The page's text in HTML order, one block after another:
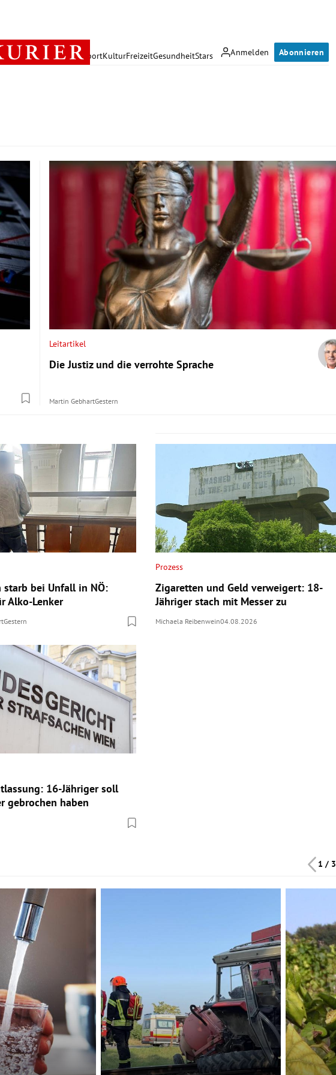
Anmelden Abonnieren
PolitikWirtschaft SportKulturFreizeitGesundheitStars
Leitartikel
Die Justiz und die verrohte Sprache
Martin GebhartGestern
starb bei Unfall in NÖ:
Alko-Lenker
Gestern
Prozess
Zigaretten und Geld verweigert: 18-
Jähriger stach mit Messer zu
Michaela Reibenwein04.08.2026
16-Jähriger soll
gebrochen haben
1 / 3